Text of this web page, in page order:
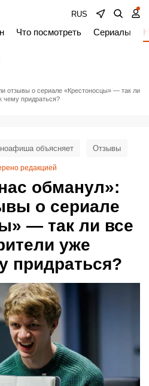
RUS
Что посмотреть Сериалы
отзывы о сериале «Крестоносцы» — так ли
чему придраться?
обманул»:
о сериале
— так ли все
уже
придраться?
объясняет Отзывы
редакцией